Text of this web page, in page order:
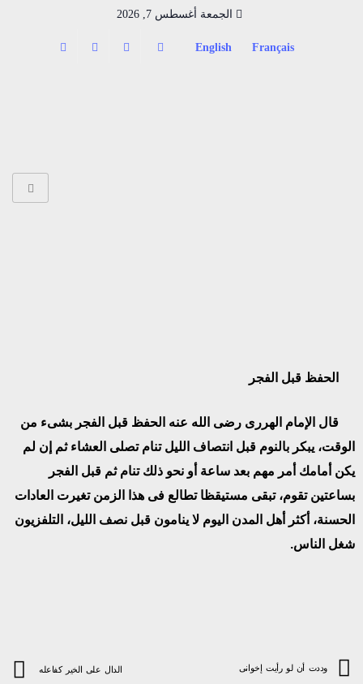
الجمعة أغسطس 7, 2026
Français
English
الحفظ قبل الفجر
قال الإمام الهررى رضى الله عنه الحفظ قبل الفجر بشىء من
الوقت، يبكر بالنوم قبل انتصاف الليل تنام تصلى العشاء ثم إن لم
يكن أمامك أمر مهم بعد ساعة أو نحو ذلك تنام ثم قبل الفجر
بساعتين تقوم، تبقى مستيقظا تطالع فى هذا الزمن تغيرت العادات
الحسنة، أكثر أهل المدن اليوم لا ينامون قبل نصف الليل، التلفزيون
شغل الناس.
وددت أن لو رأيت إخوانى الدال على الخير كفاعله